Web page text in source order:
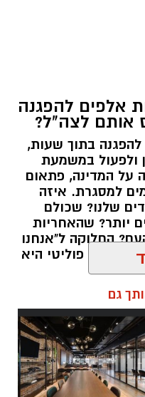
צילומים מאירוע
נשמח שתשתפו
אלפים להפגנה
אותם לצה"ל?
בתוך שעות,
ולפעול במשמעת
על המדינה, פתאום
למסגרת. איזה
שלנו? שכולם
יותר? שהאחריות
החלוקה ל"אנחנו
ויכוח פוליטי היא
מבפנים.
גם